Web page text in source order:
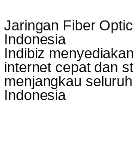
Jaringan Fiber
Indonesia
Indibiz
internet cepat dan
menjangkau
Indonesia